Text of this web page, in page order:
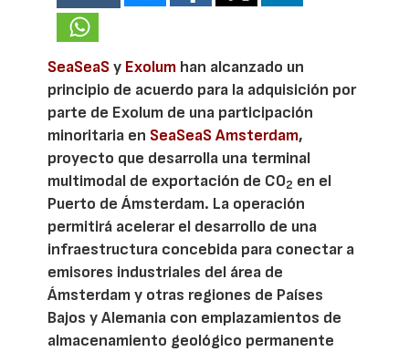
SeaSeaSy Exolum han alcanzado un
principio de acuerdo para la adquisición por
parte de Exolum de una participación
minoritaria en SeaSeaS Amsterdam,
proyecto que desarrolla una terminal
multimodal de exportación de CO2 en el
Puerto de Ámsterdam. La operación
permitirá acelerar el desarrollo de una
infraestructura concebida para conectar a
emisores industriales del área de
Ámsterdam y otras regiones de Países
Bajos y Alemania con emplazamientos de
almacenamiento geológico permanente